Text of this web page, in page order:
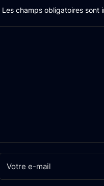
Les champs obligatoires sont